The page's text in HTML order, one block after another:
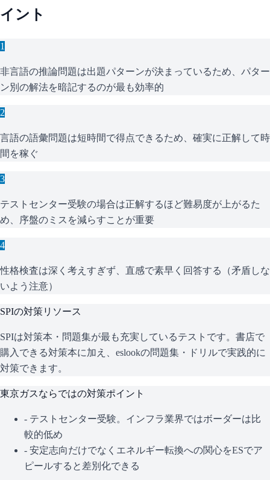
イント
1
非言語の推論問題は出題パターンが決まっているため、パター
ン別の解法を暗記するのが最も効率的
2
言語の語彙問題は短時間で得点できるため、確実に正解して時
間を稼ぐ
3
テストセンター受験の場合は正解するほど難易度が上がるた
め、序盤のミスを減らすことが重要
4
性格検査は深く考えすぎず、直感で素早く回答する（矛盾しな
いよう注意）
SPIの対策リソース
SPIは対策本・問題集が最も充実しているテストです。書店で
購入できる対策本に加え、eslookの問題集・ドリルで実践的に
対策できます。
東京ガスならではの対策ポイント
- テストセンター受験。インフラ業界ではボーダーは比
較的低め
- 安定志向だけでなくエネルギー転換への関心をESでア
ピールすると差別化できる